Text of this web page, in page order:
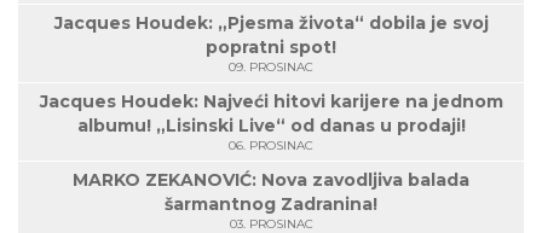
Jacques Houdek: „Pjesma života“ dobila je svoj
popratni spot!
09. PROSINAC
Jacques Houdek: Najveći hitovi karijere na jednom
albumu! „Lisinski Live“ od danas u prodaji!
06. PROSINAC
MARKO ZEKANOVIĆ: Nova zavodljiva balada
šarmantnog Zadranina!
03. PROSINAC